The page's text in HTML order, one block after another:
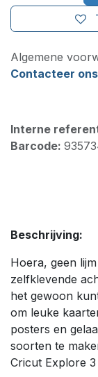
Algemene
Contacteer
Interne
Barcode:
Beschrijving:
Hoera, geen
zelfklevende
het gewoon
om leuke
posters en
soorten te
Cricut Explore 3